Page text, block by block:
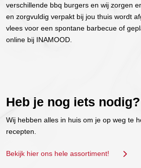
verschillende bbq burgers en wij zorgen
en zorgvuldig verpakt bij jou thuis wordt
vlees voor een spontane barbecue of
online bij INAMOOD.
Heb je nog iets nodig?
Wij hebben alles in huis om je op weg te
recepten.
Bekijk hier ons hele assortiment!